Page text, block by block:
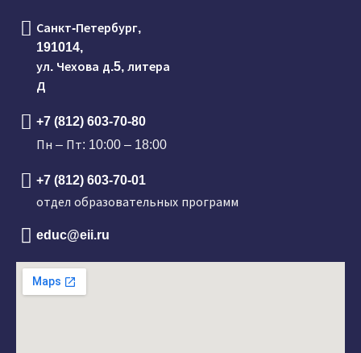
Санкт-Петербург,
191014,
ул. Чехова д.5, литера
Д
+7 (812) 603-70-80
Пн – Пт: 10:00 – 18:00
+7 (812) 603-70-01
отдел образовательных программ
educ@eii.ru